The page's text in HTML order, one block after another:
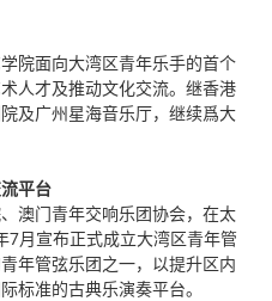
院面向大湾区青年乐手的首个
人才及推动文化交流。继香港
及广州星海音乐厅，继续爲大
平台
澳门青年交响乐团协会，在太
7月宣布正式成立大湾区青年管
年管弦乐团之一，以提升区内
标准的古典乐演奏平台。